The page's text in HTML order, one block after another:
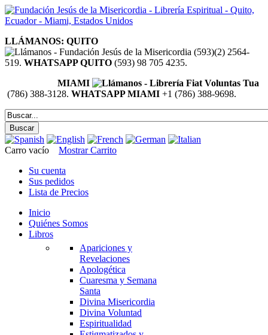
LLÁMANOS: QUITO
(593)(2) 2564-
519. WHATSAPP QUITO (593) 98 705 4235.
MIAMI
(786) 388-3128. WHATSAPP MIAMI +1 (786) 388-9698.
Carro vacío
Mostrar Carrito
Su cuenta
Sus pedidos
Lista de Precios
Inicio
Quiénes Somos
Libros
Apariciones y
Revelaciones
Apologética
Cuaresma y Semana
Santa
Divina Misericordia
Divina Voluntad
Espiritualidad